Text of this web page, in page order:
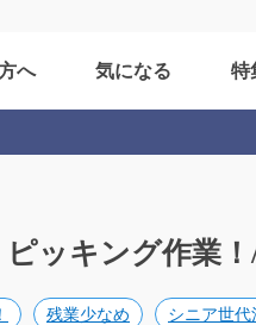
へ 気になる 特
ッキング作業！
残業少なめ シニア世代